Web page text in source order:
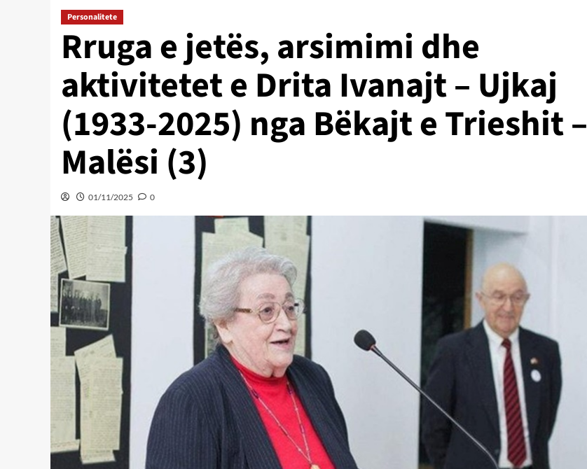
Personalitete
Rruga e jetës, arsimimi dhe
aktivitetet e Drita Ivanajt – Ujkaj
(1933-2025) nga Bëkajt e Trieshit –
Malësi (3)
01/11/2025 0